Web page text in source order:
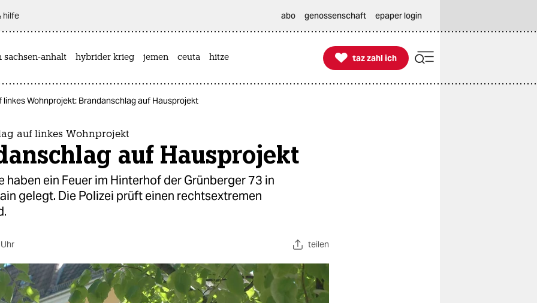
hilfe abo genossenschaft epaper login
sachsen-anhalt hybrider krieg jemen ceuta hitze 
taz zahl ich
taz zahl ich
linkes Wohnprojekt: Brandanschlag auf Hausprojekt
auf linkes Wohnprojekt
auf Hausprojekt
haben ein Feuer im Hinterhof der Grünberger 73 in
gelegt. Die Polizei prüft einen rechtsextremen
teilen